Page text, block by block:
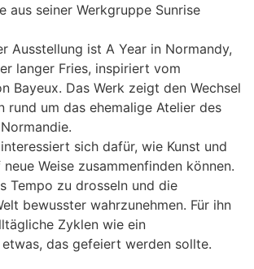
aus seiner Werkgruppe Sunrise
Ausstellung ist A Year in Normandy,
langer Fries, inspiriert vom
Bayeux. Das Werk zeigt den Wechsel
rund um das ehemalige Atelier des
sich dafür, wie Kunst und
Weise zusammenfinden können.
Tempo zu drosseln und die
bewusster wahrzunehmen. Für ihn
Zyklen wie ein
das gefeiert werden sollte.